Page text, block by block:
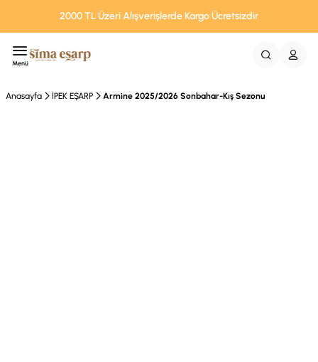
2000 TL Üzeri Alışverişlerde Kargo Ücretsizdir
Menü
Anasayfa İPEK EŞARP Armine 2025/2026 Sonbahar-Kış Sezonu